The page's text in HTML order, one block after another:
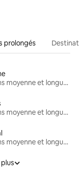
prolongés
Locations moyenne et longue durée
Locations moyenne et longue durée
Locations moyenne et longue durée